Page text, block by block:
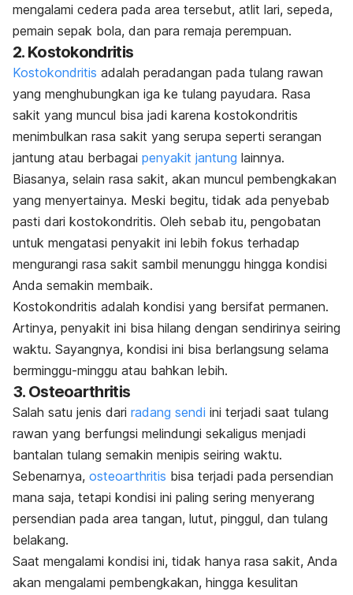
mengalami cedera pada area tersebut, atlit lari, sepeda,
pemain sepak bola, dan para remaja perempuan.
2. Kostokondritis
Kostokondritis adalah peradangan pada tulang rawan
yang menghubungkan iga ke tulang payudara. Rasa
sakit yang muncul bisa jadi karena kostokondritis
menimbulkan rasa sakit yang serupa seperti serangan
jantung atau berbagai penyakit jantung lainnya.
Biasanya, selain rasa sakit, akan muncul pembengkakan
yang menyertainya. Meski begitu, tidak ada penyebab
pasti dari kostokondritis. Oleh sebab itu, pengobatan
untuk mengatasi penyakit ini lebih fokus terhadap
mengurangi rasa sakit sambil menunggu hingga kondisi
Anda semakin membaik.
Kostokondritis adalah kondisi yang bersifat permanen.
Artinya, penyakit ini bisa hilang dengan sendirinya seiring
waktu. Sayangnya, kondisi ini bisa berlangsung selama
berminggu-minggu atau bahkan lebih.
3. Osteoarthritis
Salah satu jenis dari radang sendi ini terjadi saat tulang
rawan yang berfungsi melindungi sekaligus menjadi
bantalan tulang semakin menipis seiring waktu.
Sebenarnya, osteoarthritis bisa terjadi pada persendian
mana saja, tetapi kondisi ini paling sering menyerang
persendian pada area tangan, lutut, pinggul, dan tulang
belakang.
Saat mengalami kondisi ini, tidak hanya rasa sakit, Anda
akan mengalami pembengkakan, hingga kesulitan